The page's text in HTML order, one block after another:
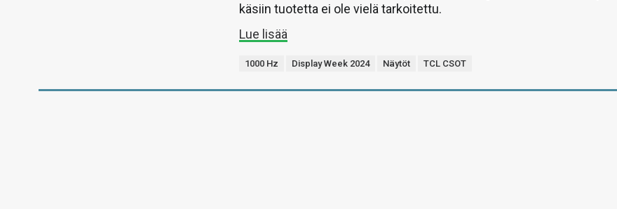
käsiin tuotetta ei ole vielä tarkoitettu.
Lue lisää
1000 Hz Display Week 2024 Näytöt TCL CSOT